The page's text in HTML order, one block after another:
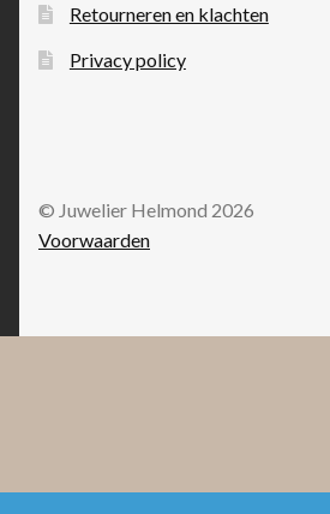
Retourneren en klachten
Privacy policy
© Juwelier Helmond 2026
Voorwaarden